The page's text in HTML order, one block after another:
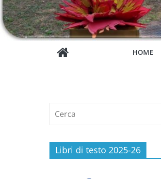
HOME
Libri di testo 2025-26